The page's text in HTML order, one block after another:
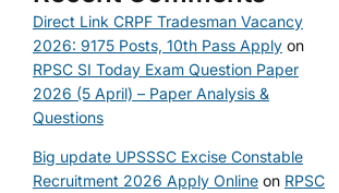
Direct Link CRPF Tradesman Vacancy
2026: 9175 Posts, 10th Pass Apply on
RPSC SI Today Exam Question Paper
2026 (5 April) – Paper Analysis &
Questions
Big update UPSSSC Excise Constable
Recruitment 2026 Apply Online on RPSC